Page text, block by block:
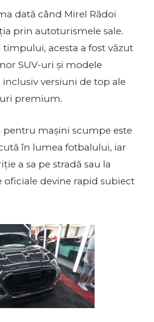
dată când Mirel Rădoi
prin autoturismele sale.
timpului, acesta a fost văzut
SUV-uri și modele
inclusiv versiuni de top ale
premium.
pentru mașini scumpe este
în lumea fotbalului, iar
a sa pe stradă sau la
oficiale devine rapid subiect